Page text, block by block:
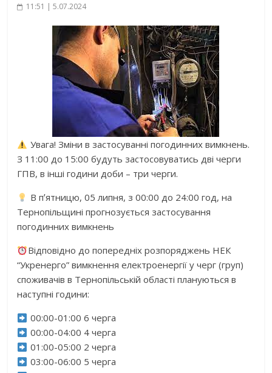
11:51 | 5.07.2024
Увага! Зміни в застосуванні погодинних вимкнень.
З 11:00 до 15:00 будуть застосовуватись дві черги
ГПВ, в інші години доби – три черги.
В пʼятницю, 05 липня, з 00:00 до 24:00 год, на
Тернопільщині прогнозується застосування
погодинних вимкнень
Відповідно до попередніх розпоряджень НЕК
“Укренерго” вимкнення електроенергії у черг (груп)
споживачів в Тернопільській області плануються в
наступні години:
00:00-01:00 6 черга
00:00-04:00 4 черга
01:00-05:00 2 черга
03:00-06:00 5 черга